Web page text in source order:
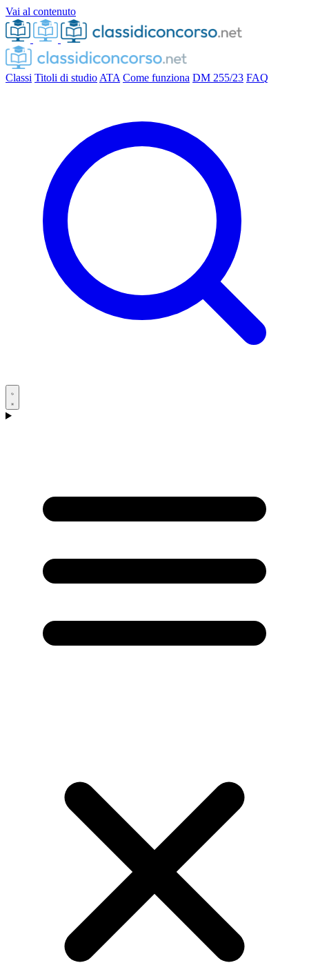
Vai al contenuto
Classi Titoli di studio ATA Come funziona DM 255/23 FAQ